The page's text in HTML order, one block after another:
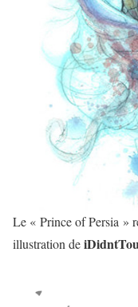
Le « Prince of Persia »
illustration de